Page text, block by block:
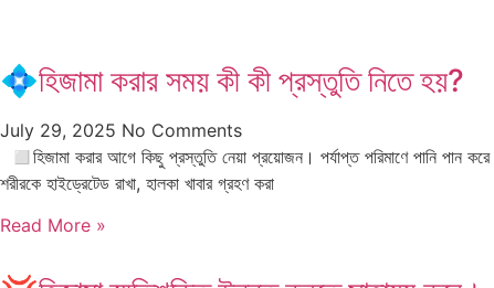
💠হিজামা করার সময় কী কী প্রস্তুতি নিতে হয়?
July 29, 2025 No Comments
◻️হিজামা করার আগে কিছু প্রস্তুতি নেয়া প্রয়োজন। পর্যাপ্ত পরিমাণে পানি পান করে
শরীরকে হাইড্রেটেড রাখা, হালকা খাবার গ্রহণ করা
Read More »